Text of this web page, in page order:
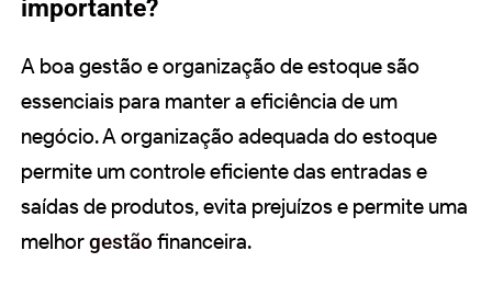
importante?
A boa gestão e organização de estoque são
essenciais para manter a eficiência de um
negócio. A organização adequada do estoque
permite um controle eficiente das entradas e
saídas de produtos, evita prejuízos e permite uma
melhorgestão financeira.